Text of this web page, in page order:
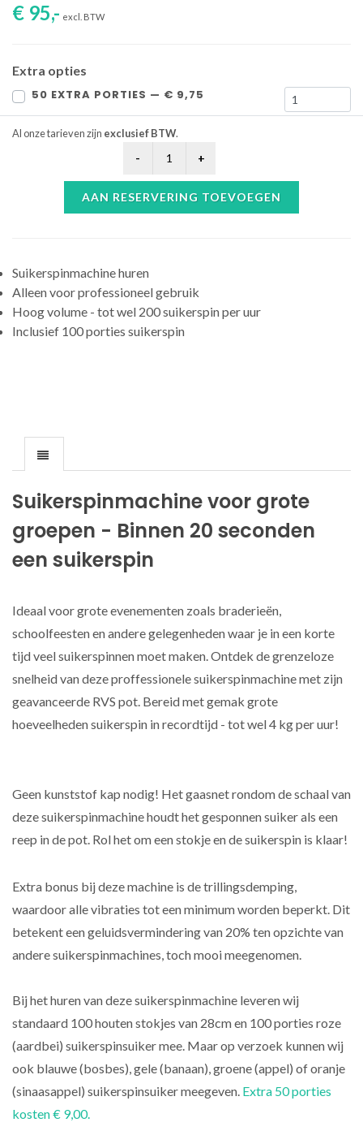
€ 95,- excl. BTW
Extra opties
50 EXTRA PORTIES — € 9,75
Al onze tarieven zijn exclusief BTW.
AAN RESERVERING TOEVOEGEN
Suikerspinmachine huren
Alleen voor professioneel gebruik
Hoog volume - tot wel 200 suikerspin per uur
Inclusief 100 porties suikerspin
Suikerspinmachine voor grote
groepen - Binnen 20 seconden
een suikerspin
Ideaal voor grote evenementen zoals braderieën,
schoolfeesten en andere gelegenheden waar je in een korte
tijd veel suikerspinnen moet maken. Ontdek de grenzeloze
snelheid van deze proffessionele suikerspinmachine met zijn
geavanceerde RVS pot. Bereid met gemak grote
hoeveelheden suikerspin in recordtijd - tot wel 4 kg per uur!
Geen kunststof kap nodig! Het gaasnet rondom de schaal van
deze suikerspinmachine houdt het gesponnen suiker als een
reep in de pot. Rol het om een stokje en de suikerspin is klaar!
Extra bonus bij deze machine is de trillingsdemping,
waardoor alle vibraties tot een minimum worden beperkt. Dit
betekent een geluidsvermindering van 20% ten opzichte van
andere suikerspinmachines, toch mooi meegenomen.
Bij het huren van deze suikerspinmachine leveren wij
standaard 100 houten stokjes van 28cm en 100 porties roze
(aardbei) suikerspinsuiker mee. Maar op verzoek kunnen wij
ook blauwe (bosbes), gele (banaan), groene (appel) of oranje
(sinaasappel) suikerspinsuiker meegeven. Extra 50 porties
kosten € 9,00.